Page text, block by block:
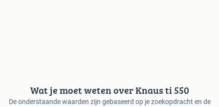
Wat je moet weten over Knaus ti 550
De onderstaande waarden zijn gebaseerd op je zoekopdracht en de